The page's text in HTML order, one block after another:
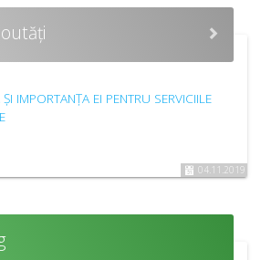
IMPORTANȚA EI PENTRU SERVICIILE
04.11.2019